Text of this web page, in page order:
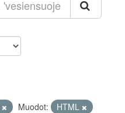
Muodot:
HTML